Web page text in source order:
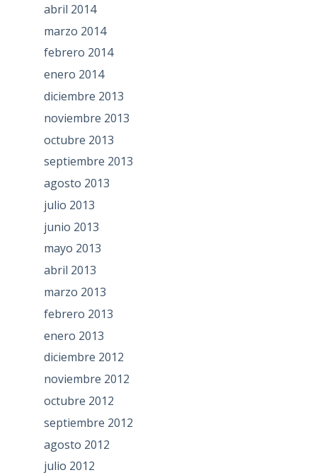
abril 2014
marzo 2014
febrero 2014
enero 2014
diciembre 2013
noviembre 2013
octubre 2013
septiembre 2013
agosto 2013
julio 2013
junio 2013
mayo 2013
abril 2013
marzo 2013
febrero 2013
enero 2013
diciembre 2012
noviembre 2012
octubre 2012
septiembre 2012
agosto 2012
julio 2012